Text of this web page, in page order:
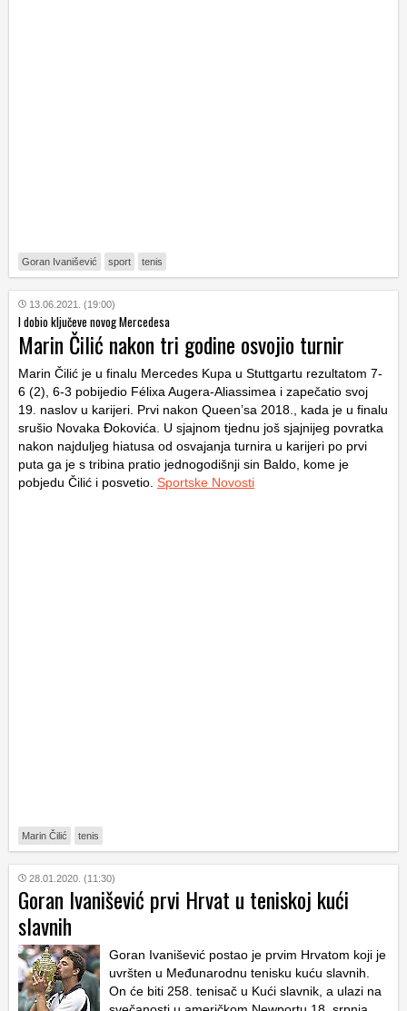
Goran Ivanišević sport tenis
13.06.2021. (19:00)
I dobio ključeve novog Mercedesa
Marin Čilić nakon tri godine osvojio turnir
Marin Čilić je u finalu Mercedes Kupa u Stuttgartu rezultatom 7-
6 (2), 6-3 pobijedio Félixa Augera-Aliassimea i zapečatio svoj
19. naslov u karijeri. Prvi nakon Queen’sa 2018., kada je u finalu
srušio Novaka Đokovića. U sjajnom tjednu još sjajnijeg povratka
nakon najduljeg hiatusa od osvajanja turnira u karijeri po prvi
puta ga je s tribina pratio jednogodišnji sin Baldo, kome je
pobjedu Čilić i posvetio. Sportske Novosti
Marin Čilić tenis
28.01.2020. (11:30)
Goran Ivanišević prvi Hrvat u teniskoj kući
slavnih
Goran Ivanišević postao je prvim Hrvatom koji je
uvršten u Međunarodnu tenisku kuću slavnih.
On će biti 258. tenisač u Kući slavnik, a ulazi na